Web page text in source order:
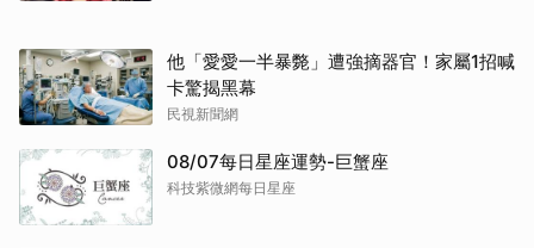
他「愛愛一半暴斃」遭強摘器官！家屬1招喊
卡驚揭黑幕
民視新聞網
08/07每日星座運勢-巨蟹座
科技紫微網每日星座